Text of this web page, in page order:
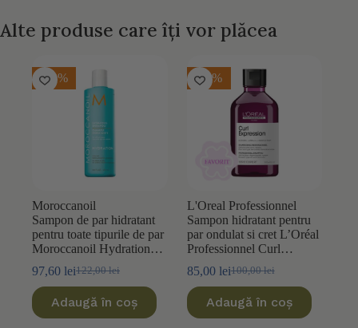
Alte produse care îți vor plăcea
-20%
Moroccanoil
Sampon de par hidratant
pentru toate tipurile de par
Moroccanoil Hydration
122,00lei
Prețul
inițial
a
fost:
97,60 leiPrețul
curent
este:
97,60 lei.
Adaugă în coș
-15%
L'Oreal Professionnel
Sampon hidratant pentru
par ondulat si cret L’Oréal
Professionnel Curl
100,00lei
Prețul
inițial
a
fost:
85,00 leiPrețul
curent
este:
85,00 lei.
Adaugă în coș